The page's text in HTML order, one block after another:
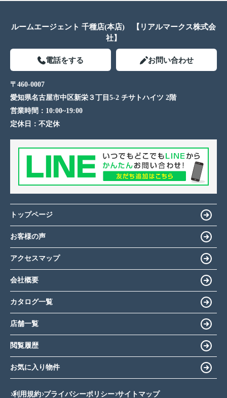
ルームエージェント 千種店(本店) 【リアルマークス株式会
社】
電話をする お問い合わせ
〒460-0007
愛知県名古屋市中区新栄３丁目5-2 チサトハイツ 2階
営業時間： 10:00~19:00
定休日： 不定休
トップページ
お客様の声
アクセスマップ
会社概要
カタログ一覧
店舗一覧
閲覧履歴
お気に入り物件
利用規約 プライバシーポリシー サイトマップ